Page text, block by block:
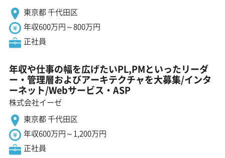
東京都 千代田区
年収600万円～800万円
正社員
年収や仕事の幅を広げたいPL,PMといったリーダ
ー・管理層およびアーキテクチャを大募集/インタ
ーネット/Webサービス・ASP
株式会社イーゼ
東京都 千代田区
年収600万円～1,200万円
正社員